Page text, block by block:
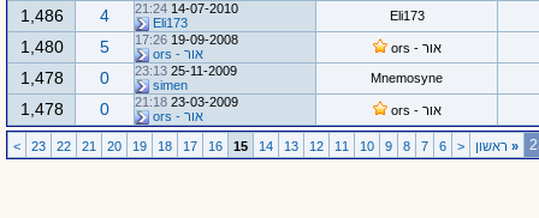
Eli173
14-07-2010
21:24
Eli173
4
1,486
אור - ors
19-09-2008
17:26
אור - ors
5
1,480
Mnemosyne
25-11-2009
23:13
simen
0
1,478
אור - ors
23-03-2009
21:18
אור - ors
0
1,478
«ראשון <
6
7
8
9
10
11
12
13
14
15
16
17
18
19
20
21
22
23
>